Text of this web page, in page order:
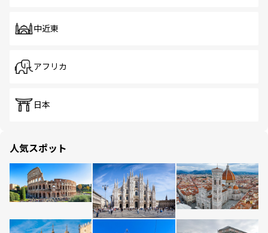
中近東
アフリカ
日本
人気スポット